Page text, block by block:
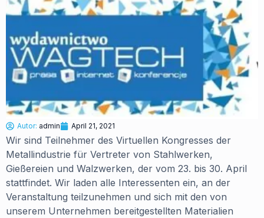
Autor: admin April 21, 2021
Wir sind Teilnehmer des Virtuellen Kongresses der
Metallindustrie für Vertreter von Stahlwerken,
Gießereien und Walzwerken, der vom 23. bis 30. April
stattfindet. Wir laden alle Interessenten ein, an der
Veranstaltung teilzunehmen und sich mit den von
unserem Unternehmen bereitgestellten Materialien